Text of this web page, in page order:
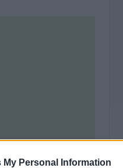
My Personal Information